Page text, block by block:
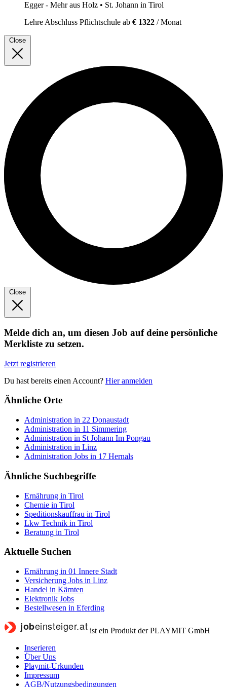
Egger - Mehr aus Holz • St. Johann in Tirol
Lehre Abschluss Pflichtschule ab € 1322 / Monat
Close
Close
Melde dich an, um diesen Job auf deine persönliche
Merkliste zu setzen.
Jetzt registrieren
Du hast bereits einen Account? Hier anmelden
Ähnliche Orte
Administration in 22 Donaustadt
Administration in 11 Simmering
Administration in St Johann Im Pongau
Administration in Linz
Administration Jobs in 17 Hernals
Ähnliche Suchbegriffe
Ernährung in Tirol
Chemie in Tirol
Speditionskauffrau in Tirol
Lkw Technik in Tirol
Beratung in Tirol
Aktuelle Suchen
Ernährung in 01 Innere Stadt
Versicherung Jobs in Linz
Handel in Kärnten
Elektronik Jobs
Bestellwesen in Eferding
ist ein Produkt der PLAYMIT GmbH
Inserieren
Über Uns
Playmit-Urkunden
Impressum
AGB/Nutzungsbedingungen